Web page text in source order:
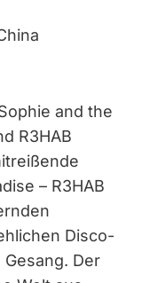
and the
R3HAB
– R3HAB
Disco-
Der